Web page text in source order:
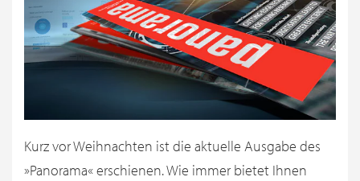
Kurz vor Weihnachten ist die aktuelle Ausgabe des
»Panorama« erschienen. Wie immer bietet Ihnen